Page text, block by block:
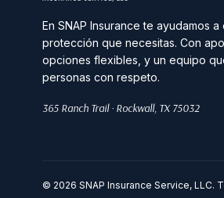
En SNAP Insurance te ayudamos a
protección que necesitas. Con
opciones flexibles, y un equipo
personas con respeto.
365 Ranch Trail · Rockwall, TX 75032
© 2026 SNAP Insurance Service, LLC.